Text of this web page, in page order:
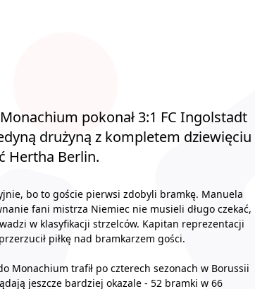
pokonał 3:1 FC Ingolstadt
drużyną z kompletem dziewięciu
Hertha Berlin.
bo to goście pierwsi zdobyli bramkę. Manuela
fani mistrza Niemiec nie musieli długo czekać,
w klasyfikacji strzelców. Kapitan reprezentacji
piłkę nad bramkarzem gości.
Monachium trafił po czterech sezonach w Borussii
jeszcze bardziej okazale - 52 bramki w 66